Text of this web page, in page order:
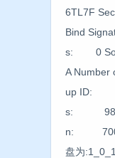
6TL7F
Bind
s: 0 Soft
A
up ID: 3
s:
n:
盘为:1_0_1